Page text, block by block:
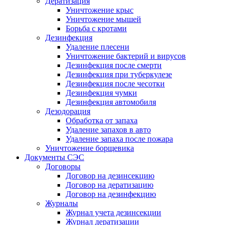
Уничтожение крыс
Уничтожение мышей
Борьба с кротами
Дезинфекция
Удаление плесени
Уничтожение бактерий и вирусов
Дезинфекция после смерти
Дезинфекция при туберкулезе
Дезинфекция после чесотки
Дезинфекция чумки
Дезинфекция автомобиля
Дезодорация
Обработка от запаха
Удаление запахов в авто
Удаление запаха после пожара
Уничтожение борщевика
Документы СЭС
Договоры
Договор на дезинсекцию
Договор на дератизацию
Договор на дезинфекцию
Журналы
Журнал учета дезинсекции
Журнал дератизации